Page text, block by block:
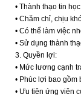
• Thành thạo tin
• Chăm chỉ, chịu
• Có thể làm việc
• Sử dụng thành
3. Quyền lợi:
• Mức lương cạnh
• Phúc lợi bao gồm
• Ưu tiên ứng viên